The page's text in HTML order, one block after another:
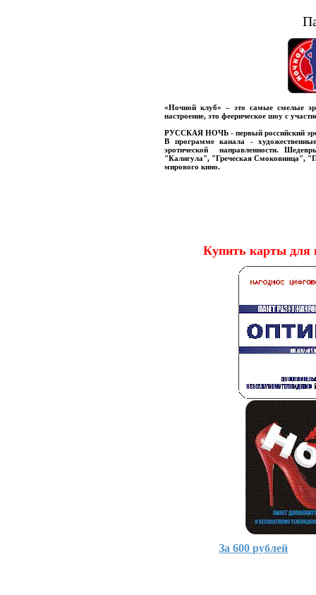
«Ночной клуб» – это самые смелые
настроение, это феерическое шоу с
РУССКАЯ НОЧЬ - первый российский
В программе канала -
эротической направленности.
"Калигула", "Греческая Смоковница",
мирового кино.
Купить карты для
За 600 рублей